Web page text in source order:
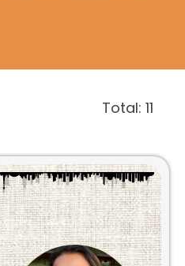
Total: 11